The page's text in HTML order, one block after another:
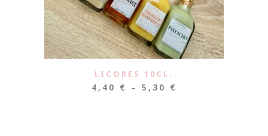
LICORES 10CL.
4,40 € – 5,30 €